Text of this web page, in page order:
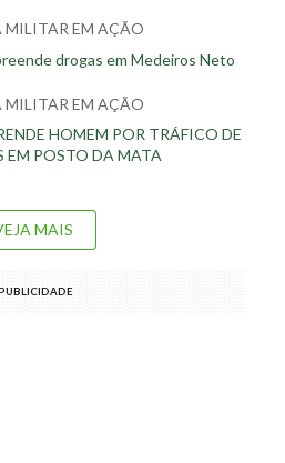
MILITAR EM AÇÃO
drogas em Medeiros Neto
MILITAR EM AÇÃO
HOMEM POR TRÁFICO DE
EM POSTO DA MATA
MAIS